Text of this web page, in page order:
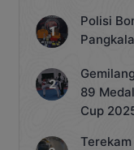
Polisi
89
Cup